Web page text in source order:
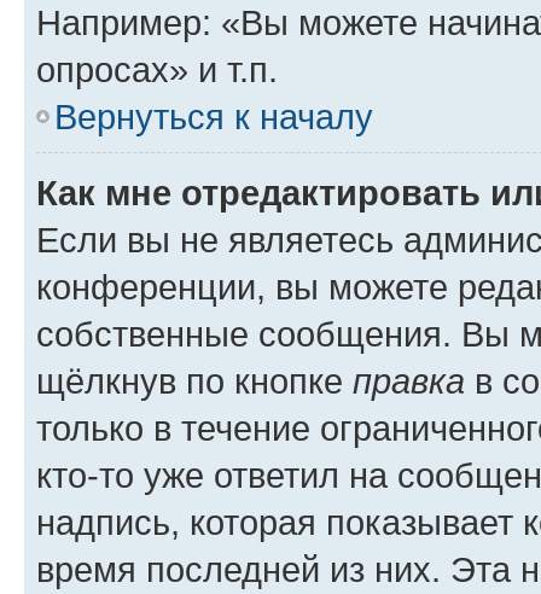
Например: «Вы можете
опросах» и т.п.
Вернуться к началу
Как мне отредактировать
Если вы не являетесь
конференции, вы можете
собственные сообщения. Вы
щёлкнув по кнопке правка в
только в течение
кто-то уже ответил на
надпись, которая показывает
время последней из них. Эта